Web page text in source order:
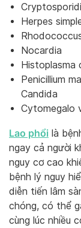
Herpes
Nocardia
Histoplasma
Penicillium
Candida
Cytomegalo
Lao phổi là
ngay cả người
nguy cơ cao
bệnh lý nguy
diễn tiến lâm
chóng, có thể
cùng lúc nhiều